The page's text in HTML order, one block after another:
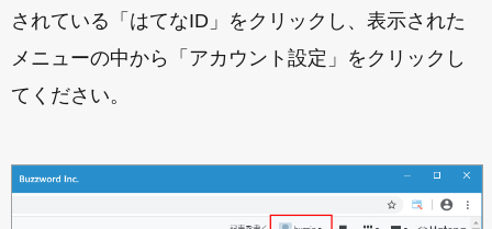
されている「はてなID」をクリックし、表示された
メニューの中から「アカウント設定」をクリックし
てください。